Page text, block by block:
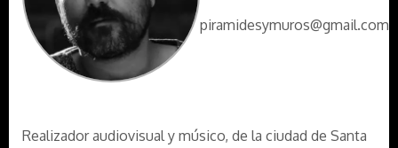
piramidesymuros@gmail.com
Realizador audiovisual y músico, de la ciudad de Santa